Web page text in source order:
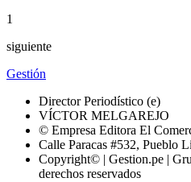
1
siguiente
Gestión
Director Periodístico (e)
VÍCTOR MELGAREJO
© Empresa Editora El
Calle Paracas #532, Pueblo
Copyright© | Gestion.pe |
derechos reservados